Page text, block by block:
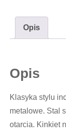
Opis
Opis
Klasyka stylu
metalowe. Stal
otarcia. Kinkiet